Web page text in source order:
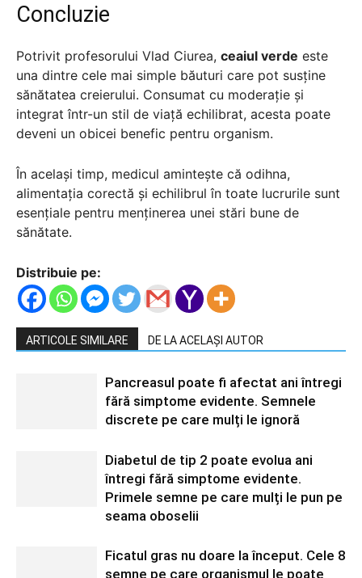
Concluzie
Potrivit profesorului Vlad Ciurea, ceaiul verde este
una dintre cele mai simple băuturi care pot susține
sănătatea creierului. Consumat cu moderație și
integrat într-un stil de viață echilibrat, acesta poate
deveni un obicei benefic pentru organism.
În același timp, medicul amintește că odihna,
alimentația corectă și echilibrul în toate lucrurile sunt
esențiale pentru menținerea unei stări bune de
sănătate.
Distribuie pe:
ARTICOLE SIMILARE DE LA ACELAȘI AUTOR
Pancreasul poate fi afectat ani întregi
fără simptome evidente. Semnele
discrete pe care mulți le ignoră
Diabetul de tip 2 poate evolua ani
întregi fără simptome evidente.
Primele semne pe care mulți le pun pe
seama oboselii
Ficatul gras nu doare la început. Cele 8
semne pe care organismul le poate